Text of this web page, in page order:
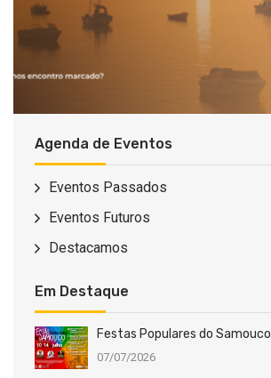
Agenda de Eventos
Eventos Passados
Eventos Futuros
Destacamos
Em Destaque
Festas Populares do Samouco
07/07/2026